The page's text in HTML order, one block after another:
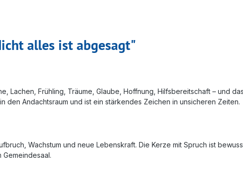
alles ist abgesagt"
Lachen, Frühling, Träume, Glaube, Hoffnung, Hilfsbereitschaft – und
den Andachtsraum und ist ein stärkendes Zeichen in unsicheren Zeiten.
Wachstum und neue Lebenskraft. Die Kerze mit Spruch ist